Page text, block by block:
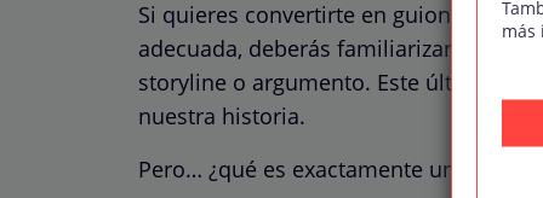
Si quieres convertirte en guionista
adecuada, deberás familiarizarte con
storyline o argumento. Este último, es
nuestra historia.
Pero… ¿qué es exactamente un
más